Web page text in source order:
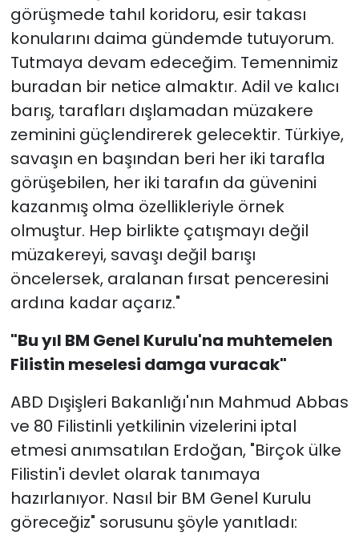
görüşmede tahıl koridoru, esir takası
konularını daima gündemde tutuyorum.
Tutmaya devam edeceğim. Temennimiz
buradan bir netice almaktır. Adil ve kalıcı
barış, tarafları dışlamadan müzakere
zeminini güçlendirerek gelecektir. Türkiye,
savaşın en başından beri her iki tarafla
görüşebilen, her iki tarafın da güvenini
kazanmış olma özellikleriyle örnek
olmuştur. Hep birlikte çatışmayı değil
müzakereyi, savaşı değil barışı
öncelersek, aralanan fırsat penceresini
ardına kadar açarız."
"Bu yıl BM Genel Kurulu'na muhtemelen
Filistin meselesi damga vuracak"
ABD Dışişleri Bakanlığı'nın Mahmud Abbas
ve 80 Filistinli yetkilinin vizelerini iptal
etmesi anımsatılan Erdoğan, "Birçok ülke
Filistin'i devlet olarak tanımaya
hazırlanıyor. Nasıl bir BM Genel Kurulu
göreceğiz" sorusunu şöyle yanıtladı: